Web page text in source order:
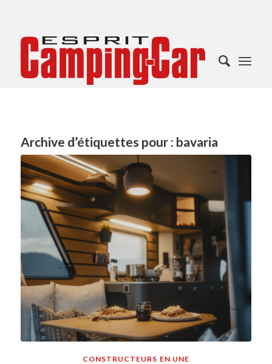
Archive d’étiquettes pour : bavaria
CONSTRUCTEURS EN UNE